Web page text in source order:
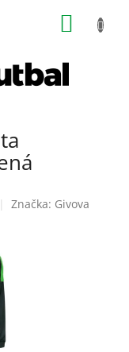
Značka: Givova